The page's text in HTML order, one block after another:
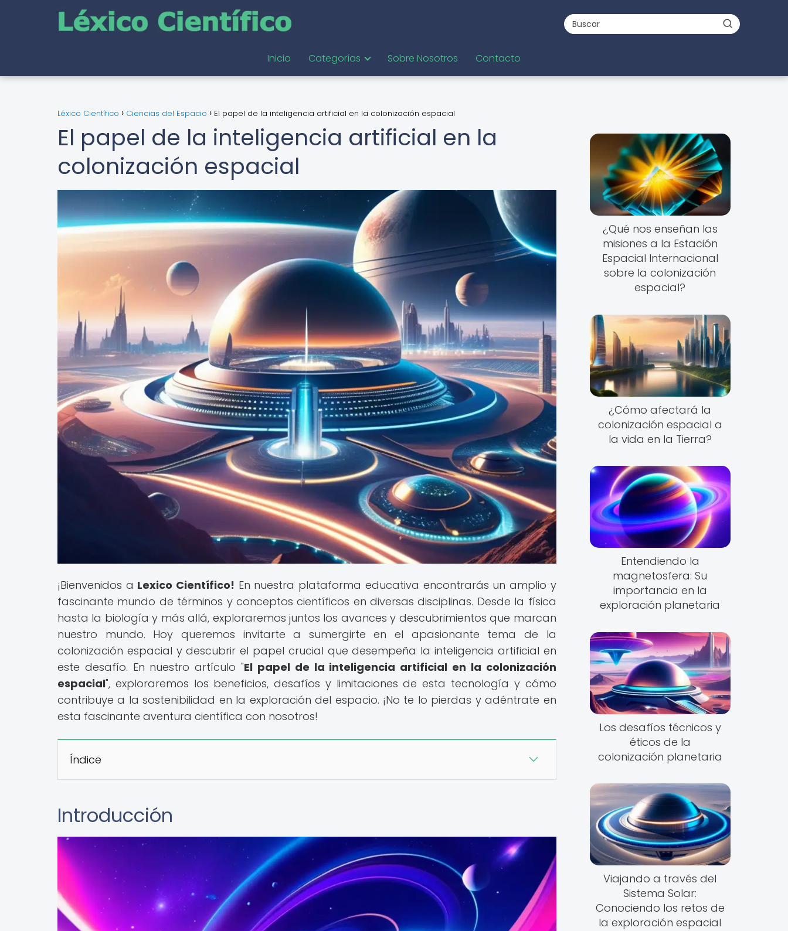
Inicio Categorías Sobre Nosotros Contacto
Léxico Científico Ciencias del Espacio El papel de la inteligencia artificial en la colonización espacial
El papel de la inteligencia artificial en la
colonización espacial
¡Bienvenidos a Lexico Científico! En nuestra plataforma educativa encontrarás un amplio y
fascinante mundo de términos y conceptos científicos en diversas disciplinas. Desde la física
hasta la biología y más allá, exploraremos juntos los avances y descubrimientos que marcan
nuestro mundo. Hoy queremos invitarte a sumergirte en el apasionante tema de la
colonización espacial y descubrir el papel crucial que desempeña la inteligencia artificial en
este desafío. En nuestro artículo "El papel de la inteligencia artificial en la colonización
espacial", exploraremos los beneficios, desafíos y limitaciones de esta tecnología y cómo
contribuye a la sostenibilidad en la exploración del espacio. ¡No te lo pierdas y adéntrate en
esta fascinante aventura científica con nosotros!
Índice
Introducción
¿Qué nos enseñan las
misiones a la Estación
Espacial Internacional
sobre la colonización
espacial?
¿Cómo afectará la
colonización espacial a
la vida en la Tierra?
Entendiendo la
magnetosfera: Su
importancia en la
exploración planetaria
Los desafíos técnicos y
éticos de la
colonización planetaria
Viajando a través del
Sistema Solar:
Conociendo los retos de
la exploración espacial